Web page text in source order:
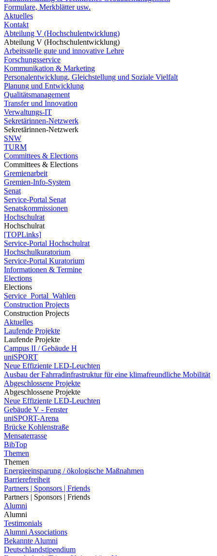
Formulare, Merkblätter usw.
Aktuelles
Kontakt
Abteilung V (Hochschulentwicklung)
Abteilung V (Hochschulentwicklung)
Arbeitsstelle gute und innovative Lehre
Forschungsservice
Kommunikation & Marketing
Personalentwicklung, Gleichstellung und Soziale Vielfalt
Planung und Entwicklung
Qualitätsmanagement
Transfer und Innovation
Verwaltungs-IT
Sekretärinnen-Netzwerk
Sekretärinnen-Netzwerk
SNW
TURM
Committees & Elections
Committees & Elections
Gremienarbeit
Gremien-Info-System
Senat
Service-Portal Senat
Senatskommissionen
Hochschulrat
Hochschulrat
[TOPLinks]
Service-Portal Hochschulrat
Hochschulkuratorium
Service-Portal Kuratorium
Informationen & Termine
Elections
Elections
Service_Portal_Wahlen
Construction Projects
Construction Projects
Aktuelles
Laufende Projekte
Laufende Projekte
Campus II / Gebäude H
uniSPORT
Neue Effiziente LED-Leuchten
Ausbau der Fahrradinfrastruktur für eine klimafreundliche Mobilität
Abgeschlossene Projekte
Abgeschlossene Projekte
Neue Effiziente LED-Leuchten
Gebäude V - Fenster
uniSPORT-Arena
Brücke Kohlenstraße
Mensaterrasse
BibTop
Themen
Themen
Energieeinsparung / ökologische Maßnahmen
Barrierefreiheit
Partners | Sponsors | Friends
Partners | Sponsors | Friends
Alumni
Alumni
Testimonials
Alumni Associations
Bekannte Alumni
Deutschlandstipendium